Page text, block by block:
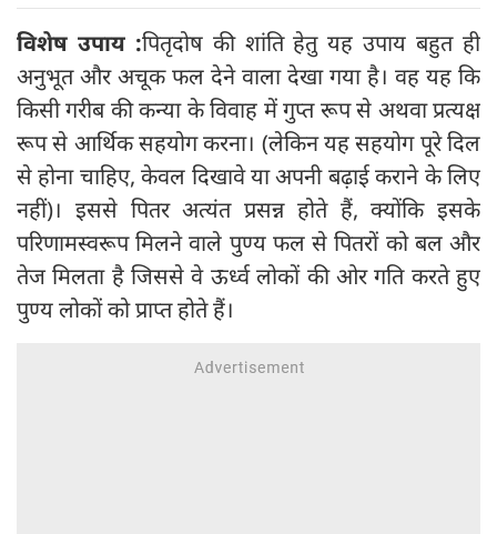
विशेष उपाय :पितृदोष की शांति हेतु यह उपाय बहुत ही
अनुभूत और अचूक फल देने वाला देखा गया है। वह यह कि
किसी गरीब की कन्या के विवाह में गुप्त रूप से अथवा प्रत्यक्ष
रूप से आर्थिक सहयोग करना। (लेकिन यह सहयोग पूरे दिल
से होना चाहिए, केवल दिखावे या अपनी बढ़ाई कराने के लिए
नहीं)। इससे पितर अत्यंत प्रसन्न होते हैं, क्योंकि इसके
परिणामस्वरूप मिलने वाले पुण्य फल से पितरों को बल और
तेज मिलता है जिससे वे ऊर्ध्व लोकों की ओर गति करते हुए
पुण्य लोकों को प्राप्त होते हैं।